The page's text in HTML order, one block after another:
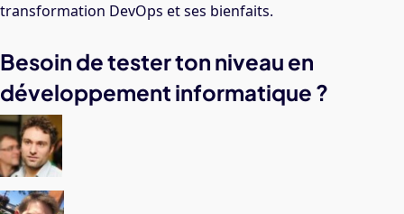
transformation DevOps et ses bienfaits.
Besoin de tester ton niveau en
développement informatique ?